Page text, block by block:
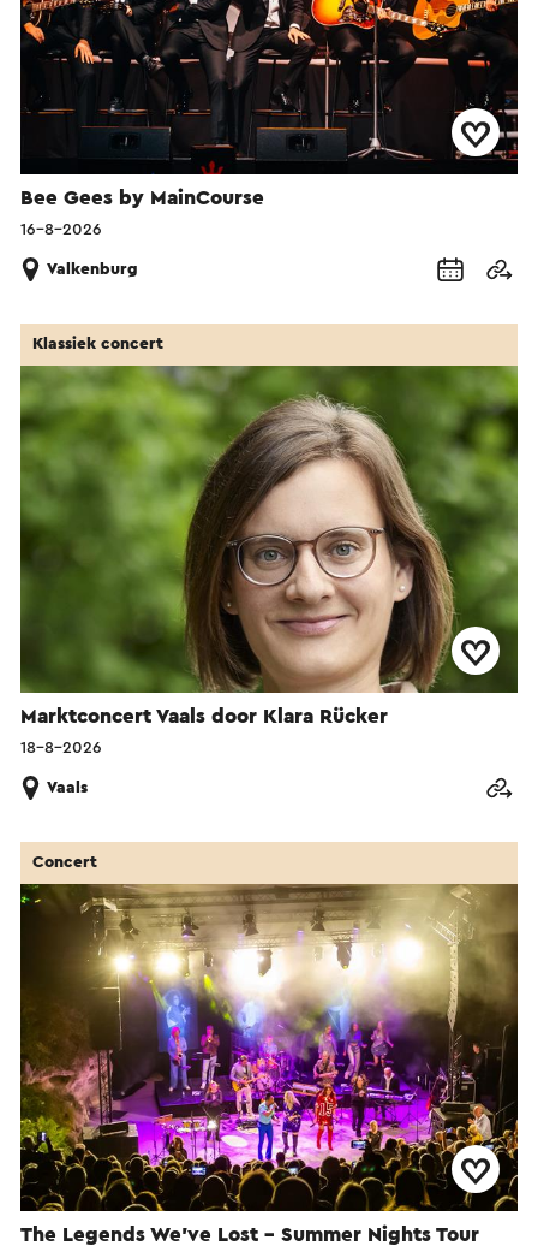
Bee Gees by MainCourse
16-8-2026
Valkenburg
Marktconcert Vaals door Klara Rücker
Klassiek concert
18-8-2026
Vaals
The Legends We've Lost - Summer Nights Tour
Concert